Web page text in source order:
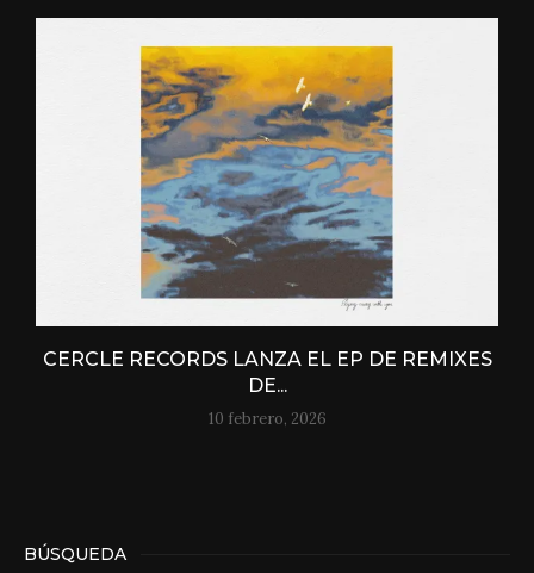
CERCLE RECORDS LANZA EL EP DE REMIXES
DE...
10 febrero, 2026
BÚSQUEDA